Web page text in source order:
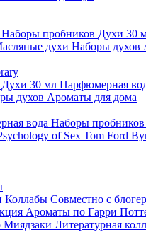
Наборы пробников Духи 30
духи Наборы духов
Духи 30 мл Парфюмерная
духов Ароматы для дома
вода Наборы пробников
of Sex Tom Ford
Коллабы Совместно с
Ароматы по Гарри
Литературная